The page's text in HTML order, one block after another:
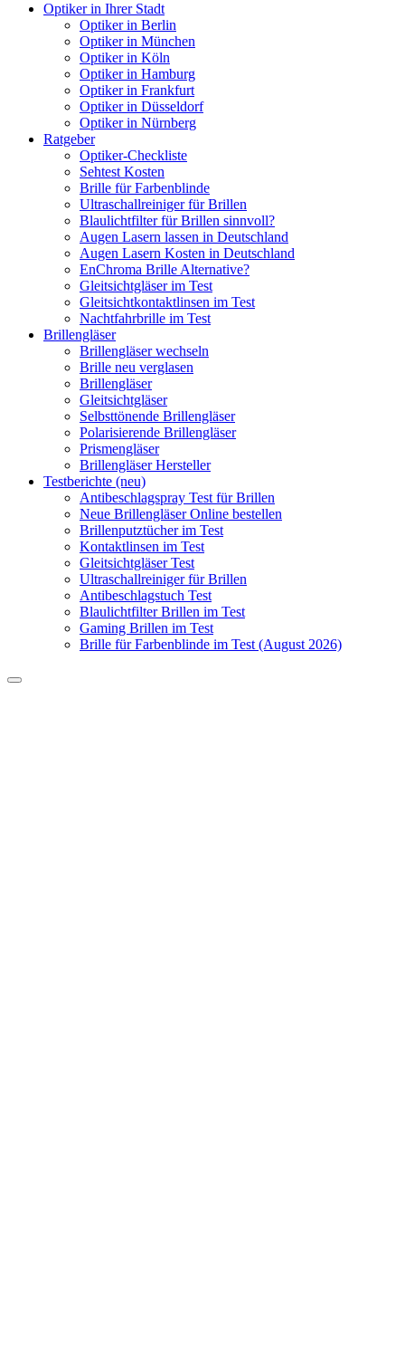
Optiker in Ihrer Stadt
Optiker in Berlin
Optiker in München
Optiker in Köln
Optiker in Hamburg
Optiker in Frankfurt
Optiker in Düsseldorf
Optiker in Nürnberg
Ratgeber
Optiker-Checkliste
Sehtest Kosten
Brille für Farbenblinde
Ultraschallreiniger für Brillen
Blaulichtfilter für Brillen sinnvoll?
Augen Lasern lassen in Deutschland
Augen Lasern Kosten in Deutschland
EnChroma Brille Alternative?
Gleitsichtgläser im Test
Gleitsichtkontaktlinsen im Test
Nachtfahrbrille im Test
Brillengläser
Brillengläser wechseln
Brille neu verglasen
Brillengläser
Gleitsichtgläser
Selbsttönende Brillengläser
Polarisierende Brillengläser
Prismengläser
Brillengläser Hersteller
Testberichte (neu)
Antibeschlagspray Test für Brillen
Neue Brillengläser Online bestellen
Brillenputztücher im Test
Kontaktlinsen im Test
Gleitsichtgläser Test
Ultraschallreiniger für Brillen
Antibeschlagstuch Test
Blaulichtfilter Brillen im Test
Gaming Brillen im Test
Brille für Farbenblinde im Test (August 2026)